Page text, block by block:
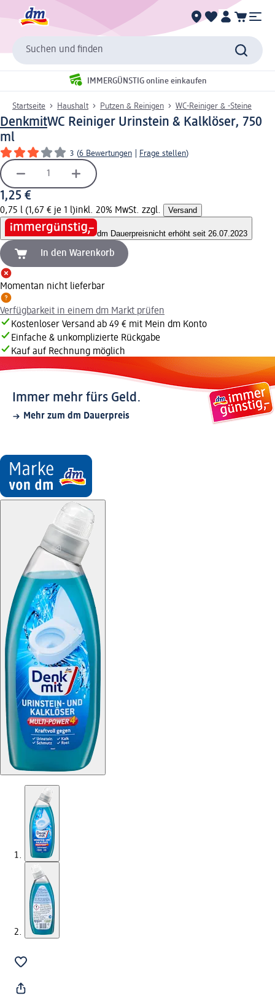
Suchen und finden
IMMERGÜNSTIG online einkaufen
Startseite Haushalt Putzen & Reinigen WC-Reiniger & -Steine
DenkmitWC Reiniger Urinstein & Kalklöser, 750
ml
3 (6 Bewertungen Frage stellen)
1,25 €
0,75 l (1,67 € je 1 l)inkl. 20% MwSt. zzgl. Versand
dm Dauerpreisnicht erhöht seit 26.07.2023
In den Warenkorb
Momentan nicht lieferbar
Verfügbarkeit in einem dm Markt prüfen
Kostenloser Versand ab 49 € mit Mein dm Konto
Einfache & unkomplizierte Rückgabe
Kauf auf Rechnung möglich
Immer mehr fürs Geld.
Mehr zum dm Dauerpreis